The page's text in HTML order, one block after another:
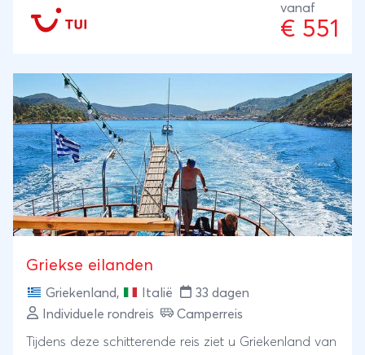
vanaf
€ 551
Griekse eilanden
Griekenland, Italië
33 dagen
Individuele rondreis
Camperreis
Tijdens deze schitterende reis ziet u Griekenland van